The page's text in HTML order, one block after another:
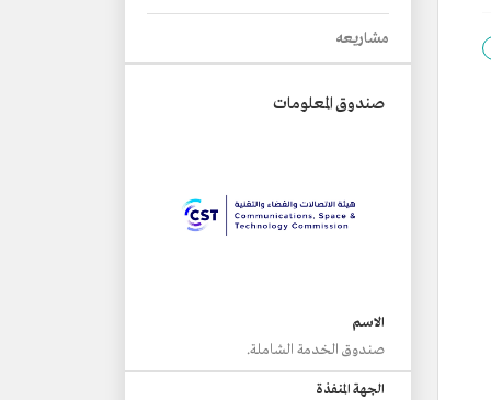
مشاريعه
صندوق المعلومات
الاسم
صندوق الخدمة الشاملة.
الجهة المنفذة